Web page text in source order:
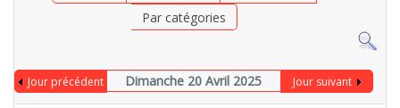
Par catégories
Jour précédent Dimanche 20 Avril 2025 Jour suivant